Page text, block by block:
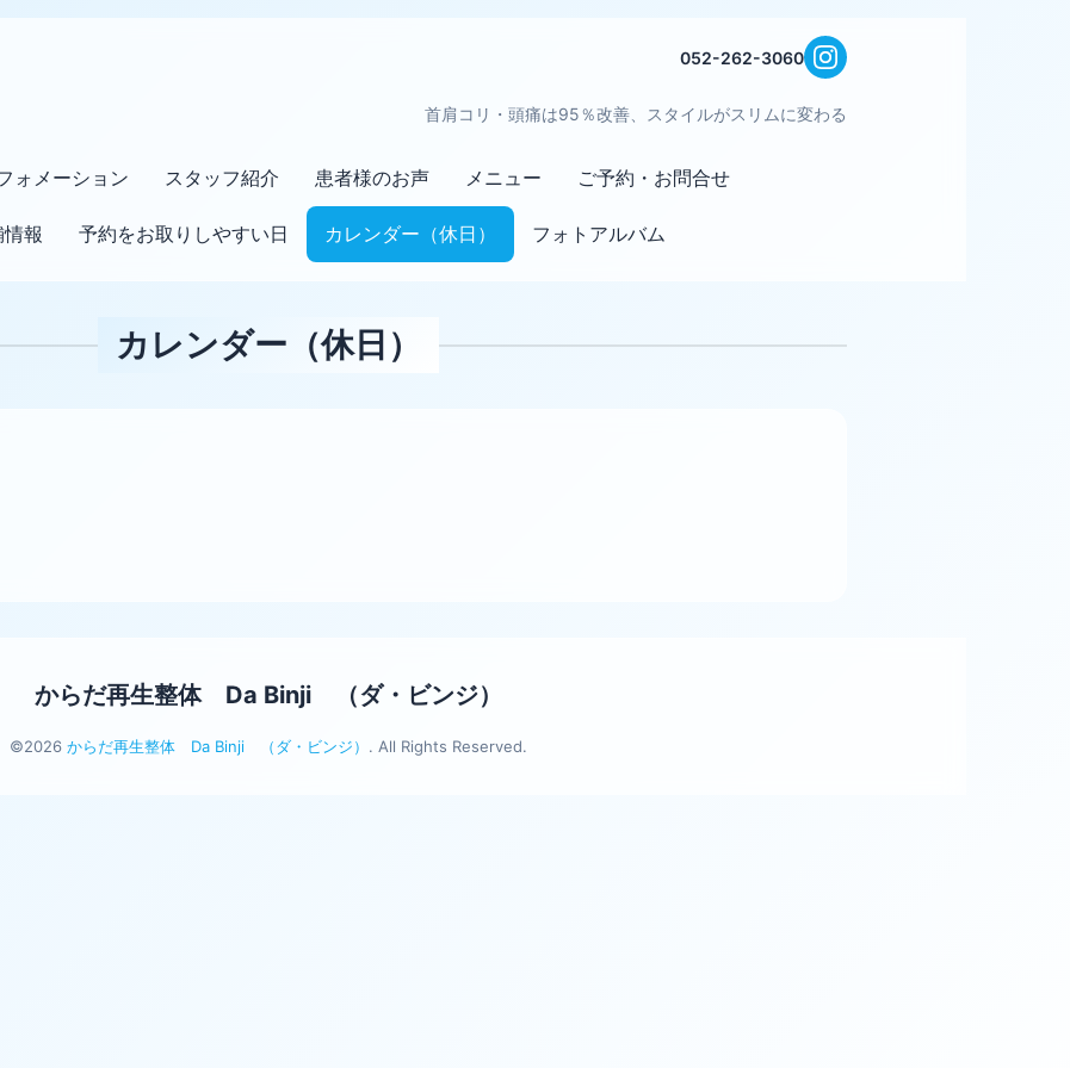
052-262-3060
首肩コリ・頭痛は95％改善、スタイルがスリムに変わる
ォメーション スタッフ紹介 患者様のお声 メニュー ご予約・お問合せ
報 予約をお取りしやすい日 カレンダー（休日） フォトアルバム
カレンダー（休日）
からだ再生整体 Da Binji （ダ・ビンジ）
©2026 からだ再生整体 Da Binji （ダ・ビンジ） . All Rights Reserved.